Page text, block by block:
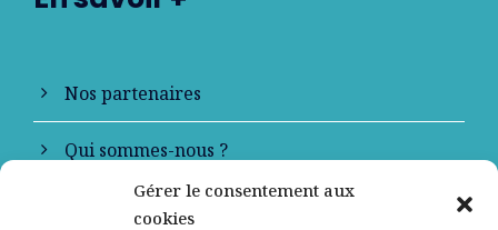
Gérer le consentement aux
cookies
Nos partenaires
Qui sommes-nous ?
Contactez-nous